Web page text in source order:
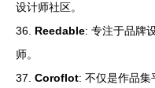
设计师社区。
36. Reedable: 专注于品牌
师。
37. Coroflot: 不仅是作品集